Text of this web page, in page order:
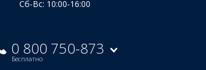
Сб-Вс: 10:00-16:00
0 800 750-873
Бесплатно